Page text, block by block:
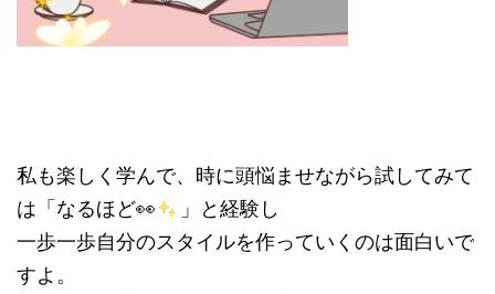
私も楽しく学んで、時に頭悩ませながら試してみて
は「なるほど👀
」と経験し
一歩一歩自分のスタイルを作っていくのは面白いで
すよ。